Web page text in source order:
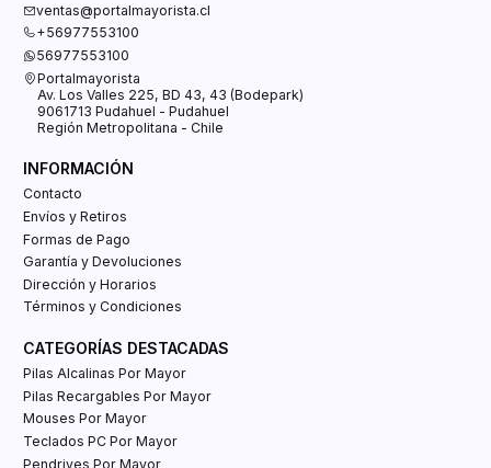
ventas@portalmayorista.cl
+56977553100
56977553100
Portalmayorista
Av. Los Valles 225, BD 43, 43 (Bodepark)
9061713 Pudahuel - Pudahuel
Región Metropolitana - Chile
INFORMACIÓN
Contacto
Envíos y Retiros
Formas de Pago
Garantía y Devoluciones
Dirección y Horarios
Términos y Condiciones
CATEGORÍAS DESTACADAS
Pilas Alcalinas Por Mayor
Pilas Recargables Por Mayor
Mouses Por Mayor
Teclados PC Por Mayor
Pendrives Por Mayor